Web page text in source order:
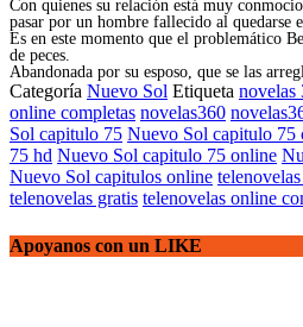
Con quienes su relación está muy
pasar por un hombre fallecido al quedarse
Es en este momento que el problemático
de peces.
Abandonada por su esposo, que se las
Categoría Nuevo Sol Etiqueta novelas
online completas novelas360
Sol capitulo 75 Nuevo Sol capitulo 75
75 hd Nuevo Sol capitulo 75 online
Nuevo Sol capitulos online
telenovelas gratis telenovelas online
Apoyanos con un LIKE